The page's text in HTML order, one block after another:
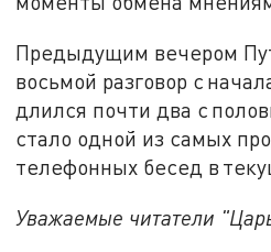
Предыдущим вечером
восьмой разговор с
длился почти два с
стало одной из самых
телефонных бесед в
Уважаемые читатели